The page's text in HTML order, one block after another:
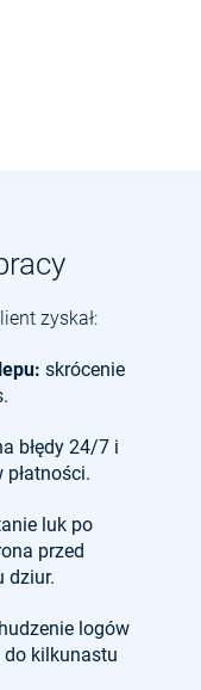
zyskał:
skrócenie
błędy 24/7 i
luk po
przed
dziur.
logów
do kilkunastu